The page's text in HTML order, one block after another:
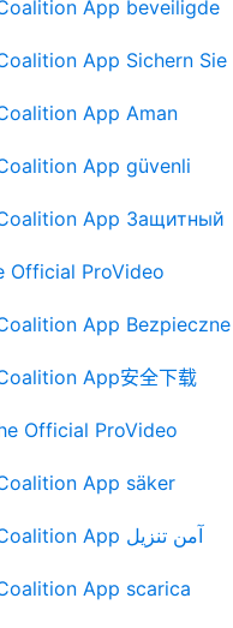
App beveiligde
App Sichern Sie
App Aman
App güvenli
App Защитный
Official ProVideo
App Bezpieczne
App安全下载
Official ProVideo
App säker
PVC News The Official ProVideo Coalition App آمن تنزيل
App scarica